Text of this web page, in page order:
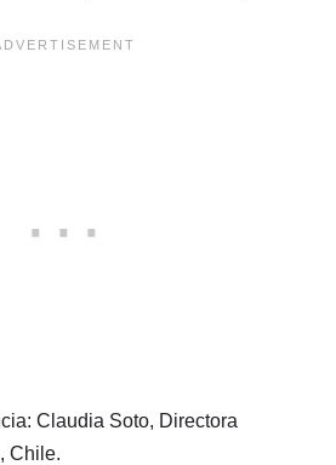
Claudia Soto, Directora
Chile.